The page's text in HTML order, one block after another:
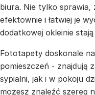
biura. Nie tylko sprawia,
efektownie i łatwiej je
dodatkowej okleinie
Fototapety doskonale
pomieszczeń - znajdują
sypialni, jak i w pokoju
możesz znaleźć szereg